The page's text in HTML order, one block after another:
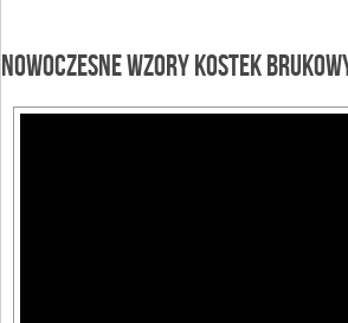
Nowoczesne wzory kostek